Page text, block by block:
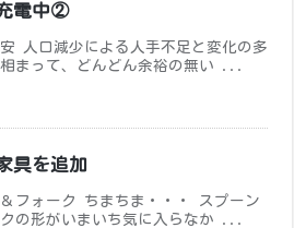
電中②
人口減少による人手不足と変化の多
まって、どんどん余裕の無い ...
具を追加
フォーク ちまちま・・・ スプーン
クの形がいまいち気に入らなか ...